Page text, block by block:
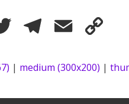
Twitter TelegramEmail
| medium (300x200) |